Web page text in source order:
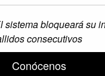
sistema bloqueará su
consecutivos
Conócenos